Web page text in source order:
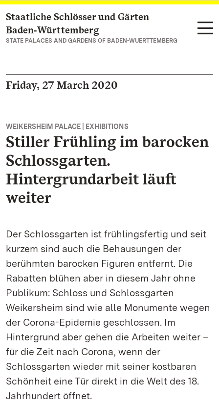
Navigate to main page
Staatliche Schlösser und Gärten
Baden‑Württemberg
STATE PALACES AND GARDENS OF BADEN-WUERTTEMBERG
Friday, 27 March 2020
WEIKERSHEIM PALACE | EXHIBITIONS
Stiller Frühling im barocken
Schlossgarten.
Hintergrundarbeit läuft
weiter
Der Schlossgarten ist frühlingsfertig und seit
kurzem sind auch die Behausungen der
berühmten barocken Figuren entfernt. Die
Rabatten blühen aber in diesem Jahr ohne
Publikum: Schloss und Schlossgarten
Weikersheim sind wie alle Monumente wegen
der Corona-Epidemie geschlossen. Im
Hintergrund aber gehen die Arbeiten weiter –
für die Zeit nach Corona, wenn der
Schlossgarten wieder mit seiner kostbaren
Schönheit eine Tür direkt in die Welt des 18.
Jahrhundert öffnet.